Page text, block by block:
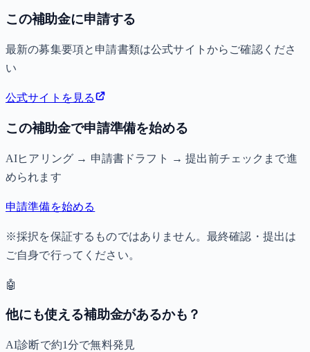
この補助金に申請する
最新の募集要項と申請書類は公式サイトからご確認くださ
い
公式サイトを見る
この補助金で申請準備を始める
AIヒアリング → 申請書ドラフト → 提出前チェックまで進
められます
申請準備を始める
※採択を保証するものではありません。最終確認・提出は
ご自身で行ってください。
🤖
他にも使える補助金があるかも？
AI診断で約1分で無料発見